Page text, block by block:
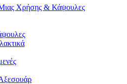
Χρήσης & Κάψουλες